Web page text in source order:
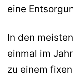
eine
In den
einmal im
zu einem